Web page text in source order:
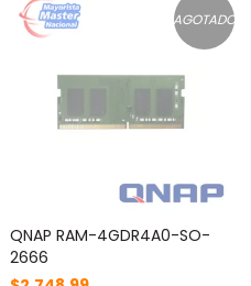
AGOTADO
QNAP RAM-4GDR4A0-SO-
2666